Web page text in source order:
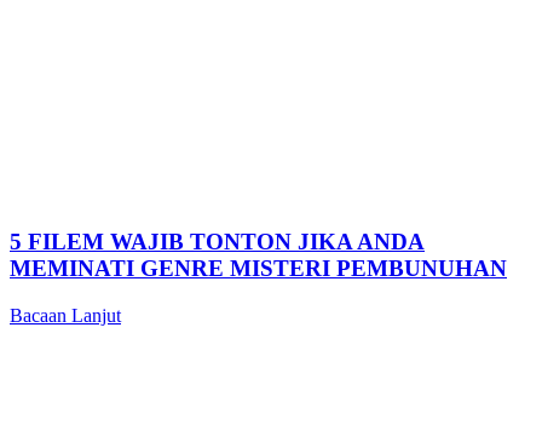
5 FILEM WAJIB TONTON JIKA ANDA
MEMINATI GENRE MISTERI PEMBUNUHAN
Bacaan Lanjut